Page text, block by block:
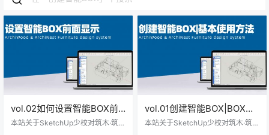
vol.02如何设置智能BOX前
面显示|方向键箭头切换BOX
本站关于SketchUp少校对筑木·筑巢
vol.01创建智能BOX|BOX基
本使用方法
本站关于SketchUp少校对筑木·筑巢